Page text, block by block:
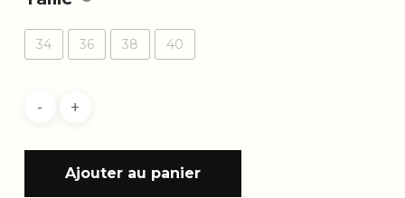
34 36 38 40
Ajouter au panier